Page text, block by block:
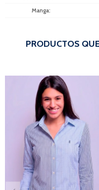
Manga
PRODUCTOS